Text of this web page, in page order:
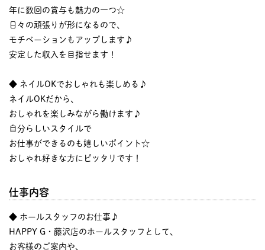
年に数回の賞与も魅力の一つ☆
日々の頑張りが形になるので、
モチベーションもアップします♪
安定した収入を目指せます！
◆ ネイルOKでおしゃれも楽しめる♪
ネイルOKだから、
おしゃれを楽しみながら働けます♪
自分らしいスタイルで
お仕事ができるのも嬉しいポイント☆
おしゃれ好きな方にピッタリです！
仕事内容
◆ ホールスタッフのお仕事♪
HAPPY G・藤沢店のホールスタッフとして、
お客様のご案内や、